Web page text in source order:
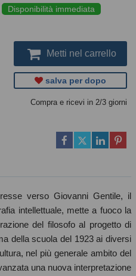
Disponibilità immediata
Metti nel carrello
salva per dopo
Compra e ricevi in 2/3 giorni
verso Giovanni Gentile, il
intellettuale, mette a fuoco la
del filosofo al progetto di
della scuola del 1923 ai diversi
nel più generale ambito del
una nuova interpretazione